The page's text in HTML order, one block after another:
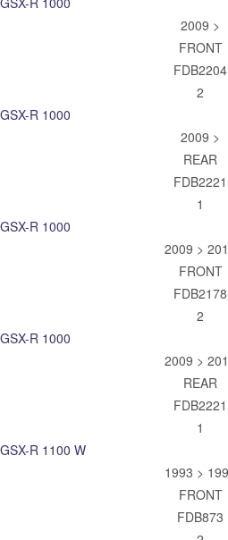
2009 >
FRONT
FDB2204
2
GSX-R 1000
2009 >
REAR
FDB2221
1
GSX-R 1000
2009 >
FRONT
FDB2178
2
GSX-R 1000
2009 >
REAR
FDB2221
1
GSX-R 1100 W
1993 >
FRONT
FDB873